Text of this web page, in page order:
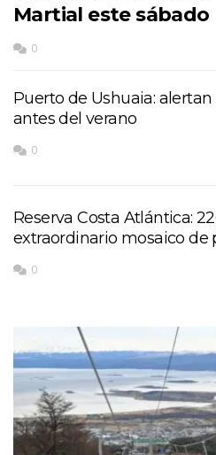
Martial este sábado
0
Puerto de Ushuaia:
antes del verano
0
Reserva Costa Atlántica:
extraordinario mosaico de
0